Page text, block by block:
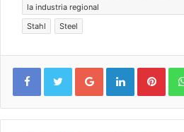
la industria regional
Stahl
Steel
Google+ LinkedIn Pinterest